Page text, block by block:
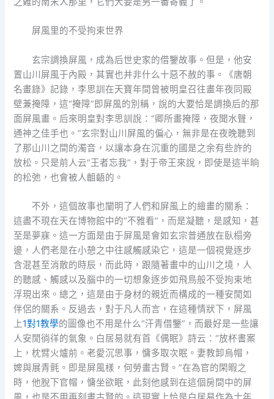
屏風里的不受拘束世界
玄宗調換屏風，成為后世史家的借鑒故事。但是，他安
置山川屏風于內殿，其實也并非什么十惡不赦的事。《唐朝
名畫錄》記錄，李思訓在天寶年間曾被明皇召往畫年夜同殿
壁兼掩障，這“掩障”即屏風的別稱，說的大要恰是調換后的那
面屏風畫。后來明皇對李思訓說：“卿所畫掩障，夜聞水聲，
通神之佳手也。”玄宗對山川屏風的偏心，無非是在夜晚聽到
了那山川之間的濁音，以讓本身在沉重的國是之余有些許的
放松。只是前人云“王者忘我”，對于帝王來說，即使是這半晌
的松弛，也會被人齟齬的。
不外，這個故事也闡明了人們和屏風上的繪畫的關系：
這盡不現在天在博物館中的“不雅看”，而是凝聽，是感知，甚
至是夢寐。這一方面是由于屏風是會如玄宗普通放在臥榻旁
邊，人們老是在小憩之中往感觸感染它，這是一個視覺逐步
含混甚至消散的時辰，而此時，跟隨著畫中的山川之境，人
的聽感、觸感以及腦中的一切想象逐步如飛鳥般不受拘束地
浮現出來。總之，這是由于身材的親近而構成的一種安閒如
伴侶的關系。反過去，對于凡人而言，在這種情狀下，屏風
上1對1教學的圖像也不用是什么“汗青借鑒”，而最好是一些讓
人安閒徜徉的氣象。白居易就有首《偶眠》詩云：“放杯書案
上，枕臂火爐前。老愛沉思事，慵多取次眠。妻教卸烏帽，
婢與展青氈。即是屏風樣，何勞畫古賢。”在為官的閑暇之
時，他脫下官帽，慵坐欲眠，此刻他感到在這個房間中的屏